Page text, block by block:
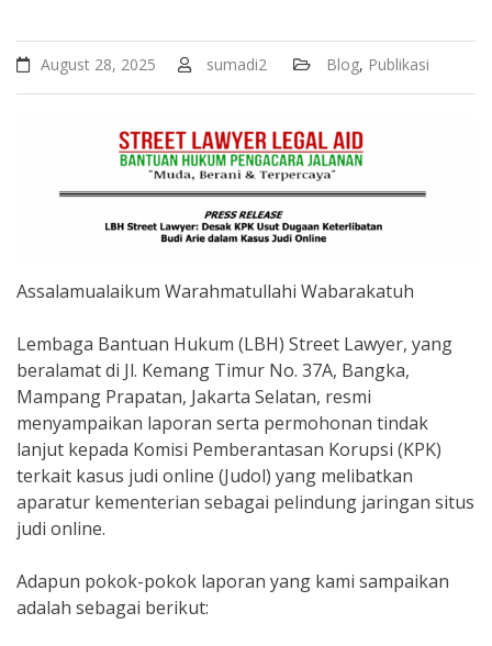
August 28, 2025 sumadi2 Blog, Publikasi
Assalamualaikum Warahmatullahi Wabarakatuh
Lembaga Bantuan Hukum (LBH) Street Lawyer, yang
beralamat di Jl. Kemang Timur No. 37A, Bangka,
Mampang Prapatan, Jakarta Selatan, resmi
menyampaikan laporan serta permohonan tindak
lanjut kepada Komisi Pemberantasan Korupsi (KPK)
terkait kasus judi online (Judol) yang melibatkan
aparatur kementerian sebagai pelindung jaringan situs
judi online.
Adapun pokok-pokok laporan yang kami sampaikan
adalah sebagai berikut: